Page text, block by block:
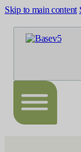
Skip to main content